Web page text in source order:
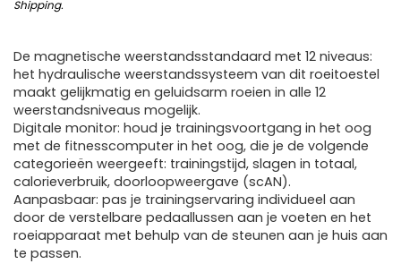
Shipping.
De magnetische weerstandsstandaard met 12 niveaus:
het hydraulische weerstandssysteem van dit roeitoestel
maakt gelijkmatig en geluidsarm roeien in alle 12
weerstandsniveaus mogelijk.
Digitale monitor: houd je trainingsvoortgang in het oog
met de fitnesscomputer in het oog, die je de volgende
categorieën weergeeft: trainingstijd, slagen in totaal,
calorieverbruik, doorloopweergave (scAN).
Aanpasbaar: pas je trainingservaring individueel aan
door de verstelbare pedaallussen aan je voeten en het
roeiapparaat met behulp van de steunen aan je huis aan
te passen.